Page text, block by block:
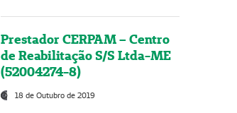
Prestador CERPAM – Centro
de Reabilitação S/S Ltda-ME
(52004274-8)
18 de Outubro de 2019